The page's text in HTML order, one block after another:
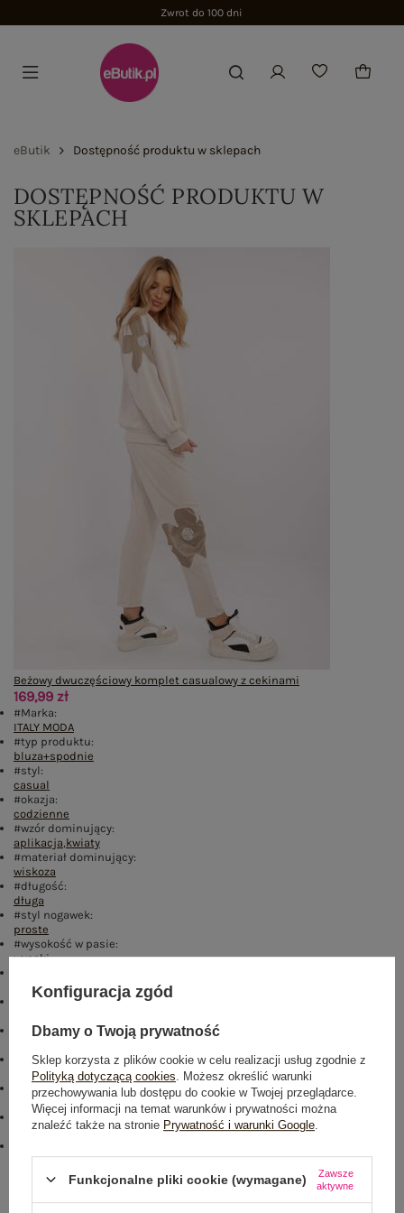
Zwrot do 100 dni
eButik Dostępność produktu w sklepach
DOSTĘPNOŚĆ PRODUKTU W
SKLEPACH
Beżowy dwuczęściowy komplet casualowy z cekinami
169,99 zł
#Marka:
ITALY MODA
#typ produktu:
bluza+spodnie
#styl:
casual
#okazja:
codzienne
#wzór dominujący:
aplikacja,kwiaty
#materiał dominujący:
wiskoza
#długość:
długa
#styl nogawek:
proste
#wysokość w pasie:
wysoki
boczne
#rękaw:
#dekolt:
#cechy dodatkowe:
cekiny
#skład materiału :
65% wiskoza ,30% bawełna
5% elastan
#sposób prania :
pranie w pralce w 30°C
Modelka ma na sobie rozmiar one size. Wymiary modelki: wzrost 175
cm, biust 90 cm, talia 66 cm, biodra 94 cm
Rozmiar: One size
Konfiguracja zgód
Dbamy o Twoją prywatność
Sklep korzysta z plików cookie w celu realizacji usług zgodnie z
Polityką dotyczącą cookies . Możesz określić warunki
przechowywania lub dostępu do cookie w Twojej przeglądarce.
Więcej informacji na temat warunków i prywatności można
znaleźć także na stronie Prywatność i warunki Google
Funkcjonalne pliki cookie (wymagane)
Zawsze
aktywne